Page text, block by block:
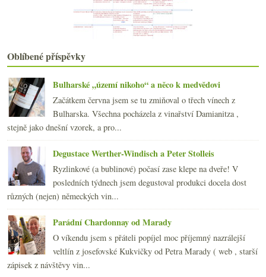
►února(20)
►ledna
►2017(240)
►2016(250)
2015(251)
►2014
►2013(249)
►2012(254)
►2011(252)
► 2010 (249)
2009 (249)
►2008(270)
►2007(108)
Oblíbené příspěvky
Bulharské „území nikoho“ a něco k medvědovi
Začátkem června jsem se tu zmiňoval o třech vínech z
Bulharska. Všechna pocházela z vinařství Damianitza ,
stejně jako dnešní vzorek, a pro...
Degustace Werther-Windisch a Peter Stolleis
Ryzlinkové (a bublinové) počasí zase klepe na dveře! V
posledních týdnech jsem degustoval produkci docela dost
různých (nejen) německých vin...
Parádní Chardonnay od Marady
O víkendu jsem s přáteli popíjel moc příjemný nazrálejší
veltlín z josefovské Kukvičky od Petra Marady ( web , starší
zápisek z návštěvy vin...